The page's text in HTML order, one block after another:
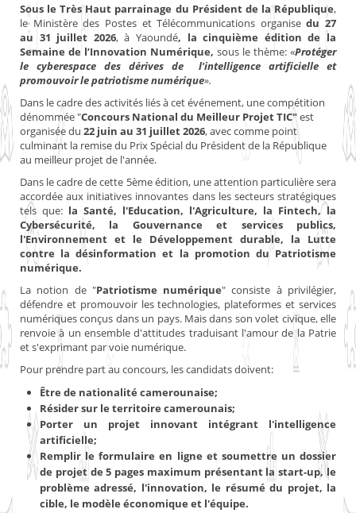
Sous le Très Haut parrainage du Président de la République,
le Ministère des Postes et Télécommunications organisedu 27
au 31 juillet 2026, à Yaoundé, la cinquième édition de la
Semaine de l’Innovation Numérique, sous le thème: «Protéger
le cyberespace des dérives de l'intelligence artificielle et
promouvoir le patriotisme numérique».
Dans le cadre des activités liés à cet événement, une compétition
dénommée "Concours National du Meilleur Projet TIC"est
organisée du 22 juin au 31 juillet 2026, avec comme point
culminant la remise du Prix Spécial du Président de la République
au meilleur projet de l'année.
Dans le cadre de cette 5ème édition, une attention particulière sera
accordée aux initiatives innovantes dans les secteurs stratégiques
tels que: la Santé, l'Education, l'Agriculture, la Fintech, la
Cybersécurité, la Gouvernance et services publics,
l'Environnement et le Développement durable, la Lutte
contre la désinformation et la promotion du Patriotisme
numérique.
La notion de "Patriotisme numérique" consiste à privilégier,
défendre et promouvoir les technologies, plateformes et services
numériques conçus dans un pays. Mais dans son volet civique, elle
renvoie à un ensemble d'attitudes traduisant l'amour de la Patrie
et s'exprimant par voie numérique.
Pour prendre part au concours, les candidats doivent:
Être de nationalité camerounaise;
Résider sur le territoire camerounais;
Porter un projet innovant intégrant l'intelligence
artificielle;
Remplir le formulaire en ligne et soumettre un dossier
de projet de 5 pages maximum présentant la start-up, le
problème adressé, l'innovation, le résumé du projet, la
cible, le modèle économique et l'équipe.